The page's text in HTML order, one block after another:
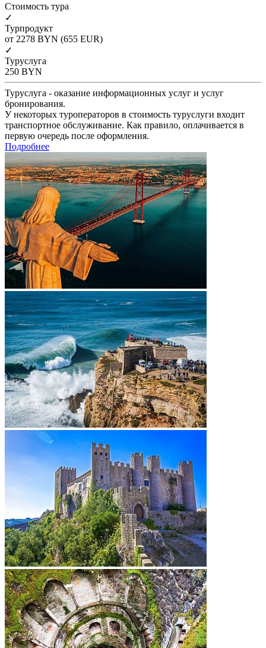
Cтоимость тура
✓
Турпродукт
от 2278 BYN (655 EUR)
✓
Туруслуга
250 BYN
Туруслуга - оказание информационных услуг и услуг
бронирования.
У некоторых туроператоров в стоимость туруслуги входит
транспортное обслуживание. Как правило, оплачивается в
первую очередь после оформления.
Подробнее